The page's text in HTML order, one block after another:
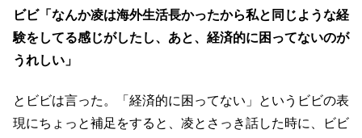
ビビ「なんか凌は海外生活長かったから私と同じような経
験をしてる感じがしたし、あと、経済的に困ってないのが
うれしい」
とビビは言った。「経済的に困ってない」というビビの表
現にちょっと補足をすると、凌とさっき話した時に、ビビ